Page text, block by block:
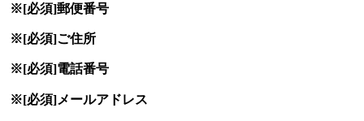
※[必須]郵便番号
※[必須]ご住所
※[必須]電話番号
※[必須]メールアドレス